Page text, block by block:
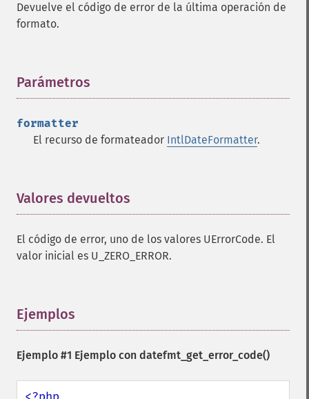
Devuelve el código de error de la última operación de
formato.
Parámetros
formatter
El recurso de formateador IntlDateFormatter.
Valores devueltos
El código de error, uno de los valores UErrorCode. El
valor inicial es U_ZERO_ERROR.
Ejemplos
Ejemplo #1 Ejemplo con datefmt_get_error_code()